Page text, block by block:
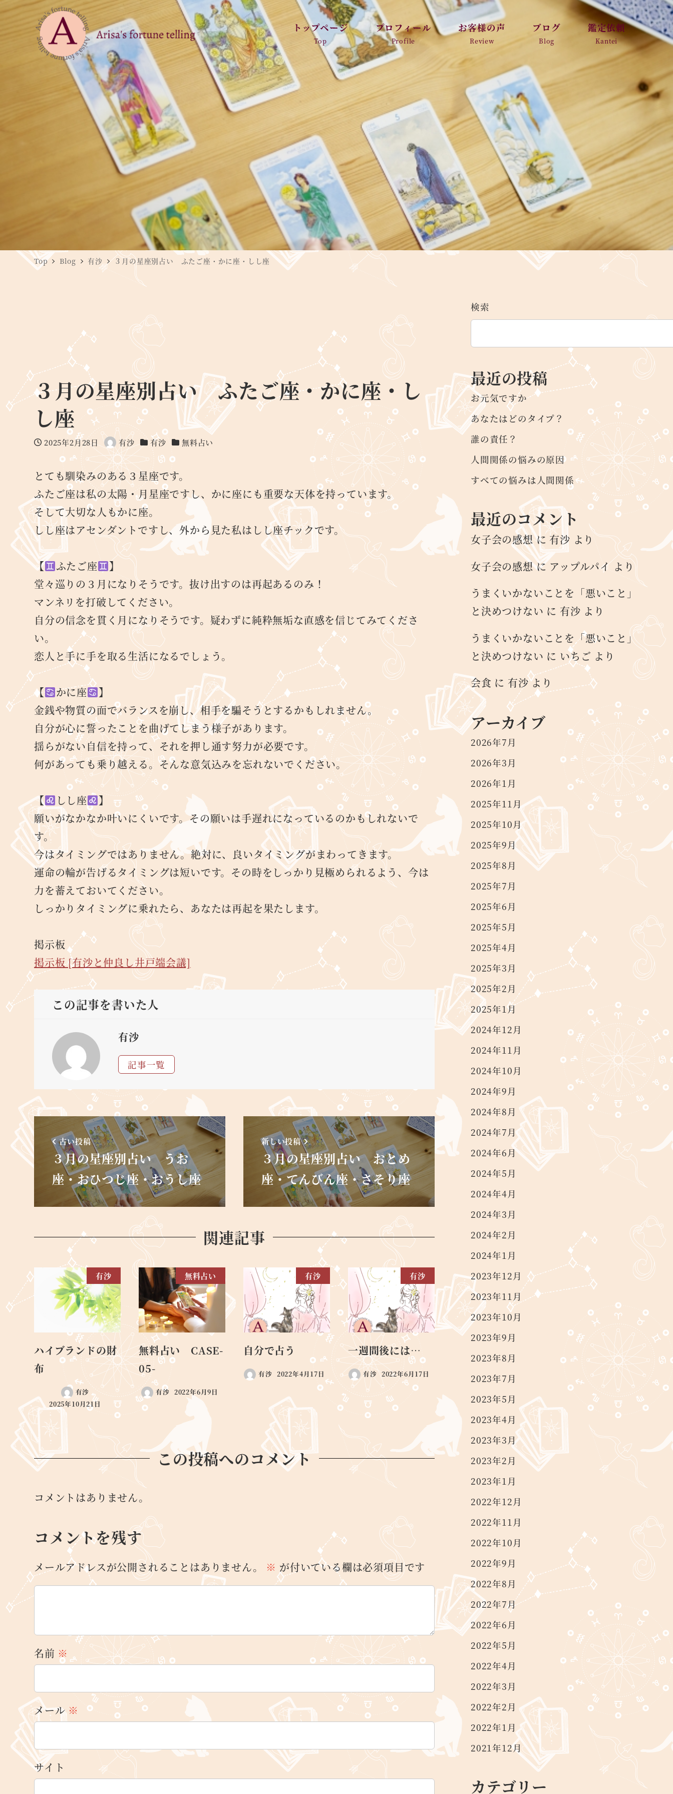
トップページ
Top
プロフィール
Profile
お客様の声
Review
ブログ
Blog
鑑定依頼
Kantei
Top Blog 有沙 ３月の星座別占い ふたご座・かに座・しし座
３月の星座別占い ふたご座・かに座・し
し座
投稿日
2025年2月28日
著
者
有沙
カテゴリー
有沙
カテゴリー
無料占い
とても馴染みのある３星座です。
ふたご座は私の太陽・月星座ですし、かに座にも重要な天体を持っています。
そして大切な人もかに座。
しし座はアセンダントですし、外から見た私はしし座チックです。
【 ふたご座
】
堂々巡りの３月になりそうです。抜け出すのは再起あるのみ！
マンネリを打破してください。
自分の信念を貫く月になりそうです。疑わずに純粋無垢な直感を信じてみてくださ
い。
恋人と手に手を取る生活になるでしょう。
【 かに座
】
金銭や物質の面でバランスを崩し、相手を騙そうとするかもしれません。
自分が心に誓ったことを曲げてしまう様子があります。
揺らがない自信を持って、それを押し通す努力が必要です。
何があっても乗り越える。そんな意気込みを忘れないでください。
【 しし座
】
願いがなかなか叶いにくいです。その願いは手遅れになっているのかもしれないで
す。
今はタイミングではありません。絶対に、良いタイミングがまわってきます。
運命の輪が告げるタイミングは短いです。その時をしっかり見極められるよう、今は
力を蓄えておいてください。
しっかりタイミングに乗れたら、あなたは再起を果たします。
掲示板
掲示板 [有沙と仲良し井戸端会議]
この記事を書いた人
有沙
記事一覧
古い投稿
３月の星座別占い うお
座・おひつじ座・おうし座
新しい投稿
３月の星座別占い おとめ
座・てんびん座・さそり座
関連記事
有沙
ハイブランドの財
布
有沙
2025年10月21日
無料占い
無料占い CASE-
05-
有沙 2022年6月9日
有沙
自分で占う
有沙 2022年4月17日
有沙
一週間後には…
有沙 2022年6月17日
この投稿へのコメント
コメントはありません。
コメントを残す
メールアドレスが公開されることはありません。 ※ が付いている欄は必須項目です
名前 ※
メール ※
サイト
検索
最近の投稿
お元気ですか
あなたはどのタイプ？
誰の責任？
人間関係の悩みの原因
すべての悩みは人間関係
最近のコメント
女子会の感想に 有沙 より
女子会の感想にアップルパイ より
うまくいかないことを「悪いこと」
と決めつけない に 有沙 より
うまくいかないことを「悪いこと」
と決めつけない に いちご より
会食 に 有沙より
アーカイブ
2026年7月
2026年3月
2026年1月
2025年11月
2025年10月
2025年9月
2025年8月
2025年7月
2025年6月
2025年5月
2025年4月
2025年3月
2025年2月
2025年1月
2024年12月
2024年11月
2024年10月
2024年9月
2024年8月
2024年7月
2024年6月
2024年5月
2024年4月
2024年3月
2024年2月
2024年1月
2023年12月
2023年11月
2023年10月
2023年9月
2023年8月
2023年7月
2023年5月
2023年4月
2023年3月
2023年2月
2023年1月
2022年12月
2022年11月
2022年10月
2022年9月
2022年8月
2022年7月
2022年6月
2022年5月
2022年4月
2022年3月
2022年2月
2022年1月
2021年12月
カテゴリー